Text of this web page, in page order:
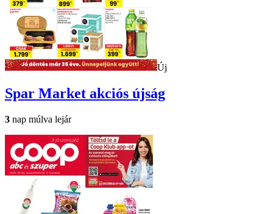
Új
Spar Market akciós újság
3 nap múlva lejár